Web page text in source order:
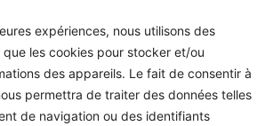
expériences, nous utilisons des
les cookies pour stocker et/ou
des appareils. Le fait de consentir à
permettra de traiter des données telles
de navigation ou des identifiants